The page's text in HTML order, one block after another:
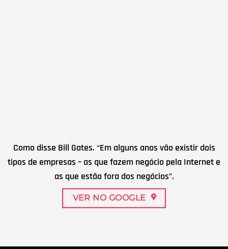
Como disse Bill Gates. “Em alguns anos vão existir dois
tipos de empresas – as que fazem negócio pela Internet e
as que estão fora dos negócios”.
VER NO GOOGLE